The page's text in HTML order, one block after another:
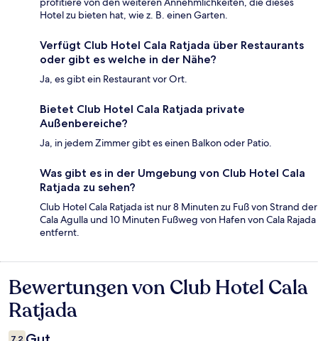
Hotel zu bieten hat, wie z. B. einen Garten.
Verfügt Club Hotel Cala Ratjada über Restaurants
oder gibt es welche in der Nähe?
Ja, es gibt ein Restaurant vor Ort.
Bietet Club Hotel Cala Ratjada private
Außenbereiche?
Ja, in jedem Zimmer gibt es einen Balkon oder Patio.
Was gibt es in der Umgebung von Club Hotel Cala
Ratjada zu sehen?
Club Hotel Cala Ratjada ist nur 8 Minuten zu Fuß von Strand der
Cala Agulla und 10 Minuten Fußweg von Hafen von Cala Rajada
entfernt.
Bewertungen
Bewertungen von Club Hotel Cala
Ratjada
7,2